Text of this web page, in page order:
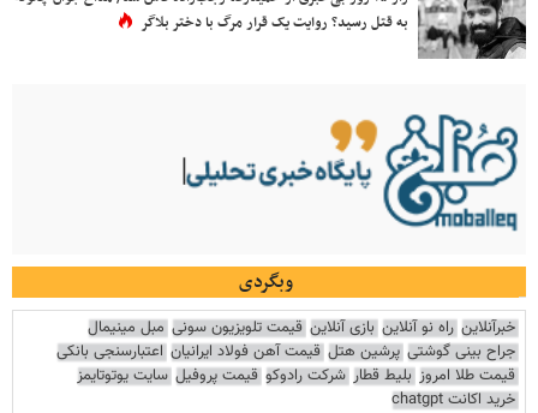
به قتل رسید؟ روایت یک قرار مرگ با دختر بلاگر
وبگردی
خبرآنلاین راه نو آنلاین بازی آنلاین قیمت تلویزیون سونی مبل مینیمال
جراح بینی گوشتی پرشین هتل قیمت آهن فولاد ایرانیان اعتبارسنجی بانکی
قیمت طلا امروز بلیط قطار شرکت رادوکو قیمت پروفیل سایت یوتوتایمز
خرید اکانت chatgpt